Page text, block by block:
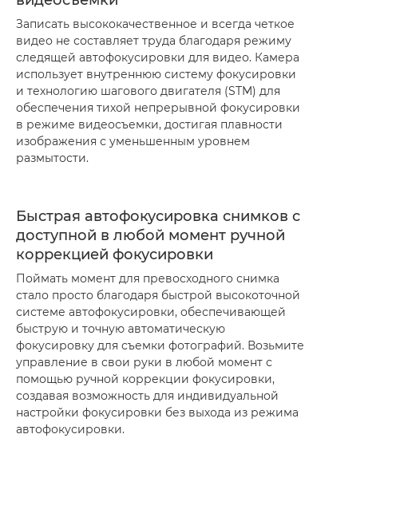
Записать высококачественное и всегда четкое
видео не составляет труда благодаря режиму
следящей автофокусировки для видео. Камера
использует внутреннюю систему фокусировки
и технологию шагового двигателя (STM) для
обеспечения тихой непрерывной фокусировки
в режиме видеосъемки, достигая плавности
изображения с уменьшенным уровнем
размытости.
Быстрая автофокусировка снимков с
доступной в любой момент ручной
коррекцией фокусировки
Поймать момент для превосходного снимка
стало просто благодаря быстрой высокоточной
системе автофокусировки, обеспечивающей
быструю и точную автоматическую
фокусировку для съемки фотографий. Возьмите
управление в свои руки в любой момент с
помощью ручной коррекции фокусировки,
создавая возможность для индивидуальной
настройки фокусировки без выхода из режима
автофокусировки.